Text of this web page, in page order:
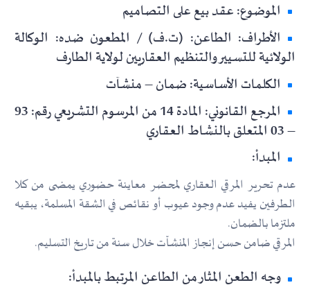
الموضوع: عقد بيع على التصاميم
الأطراف: الطاعن: (ت.ف) / المطعون ضده: الوكالة
الولائية للتسيير والتنظيم العقاريين لولاية الطارف
الكلمات الأساسية: ضمان – منشآت
المرجع القانوني: المادة 14 من المرسوم التشريعي رقم: 93
– 03 المتعلق بالنشاط العقاري
المبدأ:
عدم تحرير المرقي العقاري لمحضر معاينة حضوري يمضى من كلا
الطرفين يفيد عدم وجود عيوب أو نقائص في الشقة المسلمة، يبقيه
ملتزما بالضمان.
المرقي ضامن حسن إنجاز المنشآت خلال سنة من تاريخ التسليم.
وجه الطعن المثار من الطاعن المرتبط بالمبدأ: